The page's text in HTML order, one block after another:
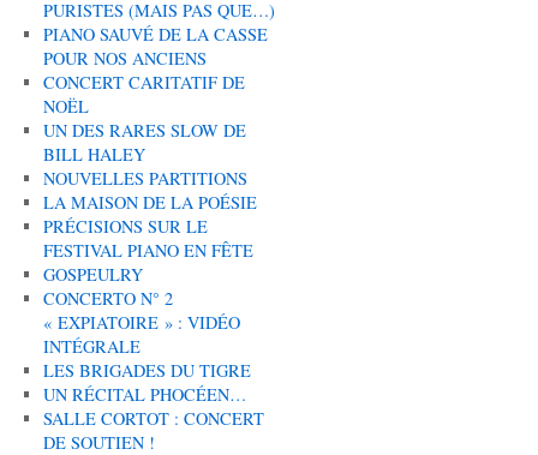
PURISTES (MAIS PAS QUE…)
PIANO SAUVÉ DE LA CASSE
POUR NOS ANCIENS
CONCERT CARITATIF DE
NOËL
UN DES RARES SLOW DE
BILL HALEY
NOUVELLES PARTITIONS
LA MAISON DE LA POÉSIE
PRÉCISIONS SUR LE
FESTIVAL PIANO EN FÊTE
GOSPEULRY
CONCERTO N° 2
« EXPIATOIRE » : VIDÉO
INTÉGRALE
LES BRIGADES DU TIGRE
UN RÉCITAL PHOCÉEN…
SALLE CORTOT : CONCERT
DE SOUTIEN !